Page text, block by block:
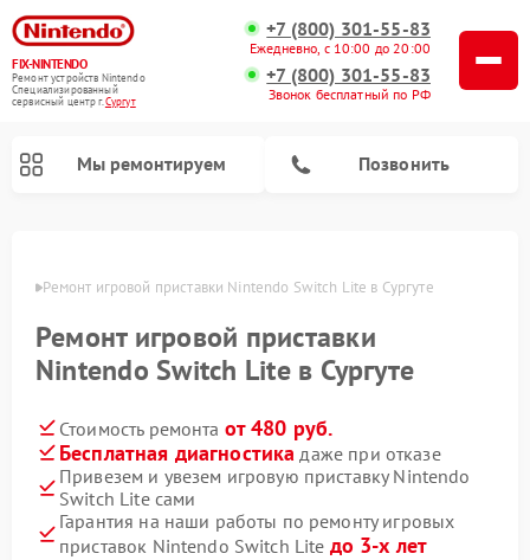
FIX-NINTENDO
Ремонт устройств Nintendo
Специализированный
cервисный центр г.Сургут
+7 (800) 301-55-83
Ежедневно, с 10:00 до 20:00
+7 (800) 301-55-83
Звонок бесплатный по РФ
Мы ремонтируем Позвонить
Ремонт игровой приставки Nintendo Switch Lite в Сургуте
Ремонт игровой приставки
Nintendo Switch Lite в Сургуте
Стоимость ремонта от 480 руб.
Бесплатная диагностика даже при отказе
Привезем и увезем игровую приставку Nintendo
Switch Lite сами
Гарантия на наши работы по ремонту игровых
приставок Nintendo Switch Lite до 3-х лет